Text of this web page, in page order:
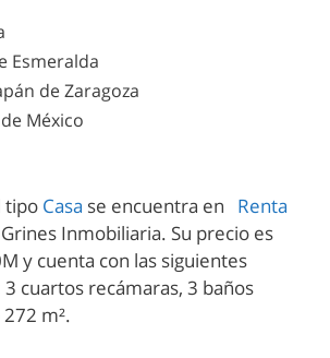
Esmeralda
de Zaragoza
México
tipo Casa se encuentra en Renta
Inmobiliaria. Su precio es
y cuenta con las siguientes
сuartos recámaras, 3 baños
m².